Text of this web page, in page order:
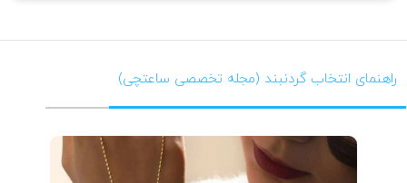
راهنمای انتخاب گردنبند (مجله تخصصی ساعتچی)